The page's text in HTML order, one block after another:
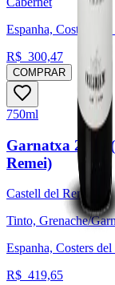
Espanha, Costers del
R$ 300,47
COMPRAR
750ml
Garnatxa 2021
Remei)
Castell del Remei
Tinto, Grenache/
Espanha, Costers del
R$ 419,65